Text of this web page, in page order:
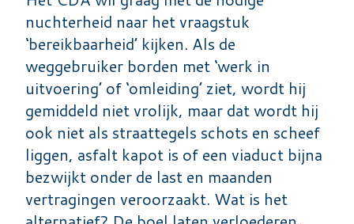
nuchterheid naar het vraagstuk
‘bereikbaarheid’ kijken. Als de
weggebruiker borden met ‘werk in
uitvoering’ of ‘omleiding’ ziet, wordt hij
gemiddeld niet vrolijk, maar dat wordt hij
ook niet als straattegels schots en scheef
liggen, asfalt kapot is of een viaduct bijna
bezwijkt onder de last en maanden
vertragingen veroorzaakt. Wat is het